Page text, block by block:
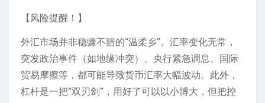
️【风险提醒！】
外汇市场并非稳赚不赔的“温柔乡”。汇率变化无常，
突发政治事件（如地缘冲突）、央行紧急调息、国际
贸易摩擦等，都可能导致货币汇率大幅波动。此外，
杠杆是一把“双刃剑”，用好了可以以小博大，但把控